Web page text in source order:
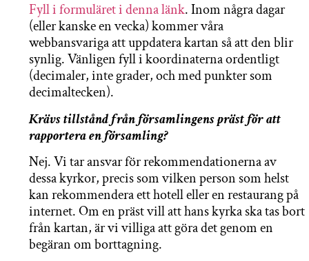
Fyll i formuläret i denna länk. Inom några dagar
(eller kanske en vecka) kommer våra
webbansvariga att uppdatera kartan så att den blir
synlig. Vänligen fyll i koordinaterna ordentligt
(decimaler, inte grader, och med punkter som
decimaltecken).
Krävs tillstånd från församlingens präst för att
rapportera en församling?
Nej. Vi tar ansvar för rekommendationerna av
dessa kyrkor, precis som vilken person som helst
kan rekommendera ett hotell eller en restaurang på
internet. Om en präst vill att hans kyrka ska tas bort
från kartan, är vi villiga att göra det genom en
begäran om borttagning.